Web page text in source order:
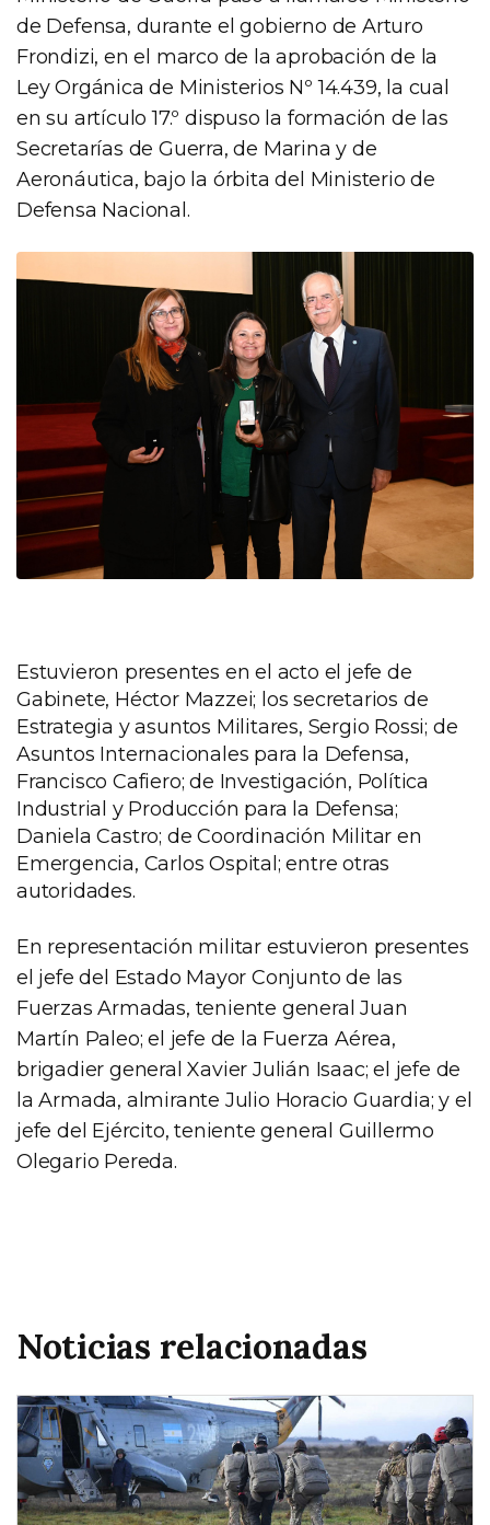
de Defensa, durante el gobierno de Arturo
Frondizi, en el marco de la aprobación de la
Ley Orgánica de Ministerios Nº 14.439, la cual
en su artículo 17.º dispuso la formación de las
Secretarías de Guerra, de Marina y de
Aeronáutica, bajo la órbita del Ministerio de
Defensa Nacional.
Estuvieron presentes en el acto el jefe de
Gabinete, Héctor Mazzei; los secretarios de
Estrategia y asuntos Militares, Sergio Rossi; de
Asuntos Internacionales para la Defensa,
Francisco Cafiero; de Investigación, Política
Industrial y Producción para la Defensa;
Daniela Castro; de Coordinación Militar en
Emergencia, Carlos Ospital; entre otras
autoridades.
En representación militar estuvieron presentes
el jefe del Estado Mayor Conjunto de las
Fuerzas Armadas, teniente general Juan
Martín Paleo; el jefe de la Fuerza Aérea,
brigadier general Xavier Julián Isaac; el jefe de
la Armada, almirante Julio Horacio Guardia; y el
jefe del Ejército, teniente general Guillermo
Olegario Pereda.
Noticias relacionadas